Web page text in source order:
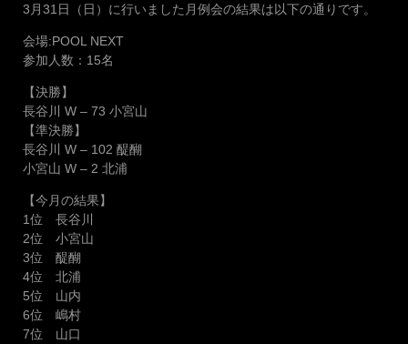
3月31日（日）に行いました月例会の結果は以下の通りです。
会場:POOL NEXT
参加人数：15名
【決勝】
長谷川 W – 73 小宮山
【準決勝】
長谷川 W – 102 醍醐
小宮山 W – 2 北浦
【今月の結果】
1位 長谷川
2位 小宮山
3位 醍醐
4位 北浦
5位 山内
6位 嶋村
7位 山口